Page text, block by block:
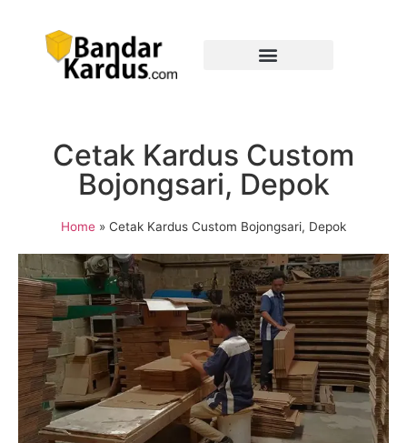
Cetak Kardus Custom
Bojongsari, Depok
Home » Cetak Kardus Custom Bojongsari, Depok